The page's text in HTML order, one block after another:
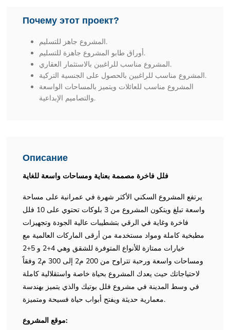
Почему этот проект?
المشروع جاهز للتسليم.
أوراق طابو المشروع جاهزة للتسليم.
المشروع مناسب للراغبين بالاستثمار العقاري.
المشروع مناسب للراغبين بالحصول على الجنسية التركية.
المشروع مناسب للعائلات ويتميز بالمساحات الواسعة
والتصاميم الإبداعية.
Описание
فلل فاخرة مصممة بعناية ومساحات واسعة للغاية
يرتفع المشروع السكني الأكثر شهرة في عمرانية على مساحة
واسعة تبلغ ويتكون المشروع من 3 بلوكات تحتوي على 10 فلل
فاخرة وغاية في الرقي بتشطيبات عالية الجودة وتجهيزات
مطبخية كاملة ومواد مستخدمة من أرقى الماركات العالمية مع
خيارات ممتازة للأنواع المتوفرة للشقق وهي 4+2 و 5+2
ومساحات واسعة ورحبة تتراوح من 200 م2 إلى 300 م2 وفقاً
لاحتياجاتك حيث يعدك المشروع بحياة خاصة واستقلالية كاملة
في وسط المدينة في مشروع فلل بوتيك والذي يتميز بهندسة
معمارية حديثة ويفتح أبواب حياة فسيحة ومتميزة.
موقع المشروع: